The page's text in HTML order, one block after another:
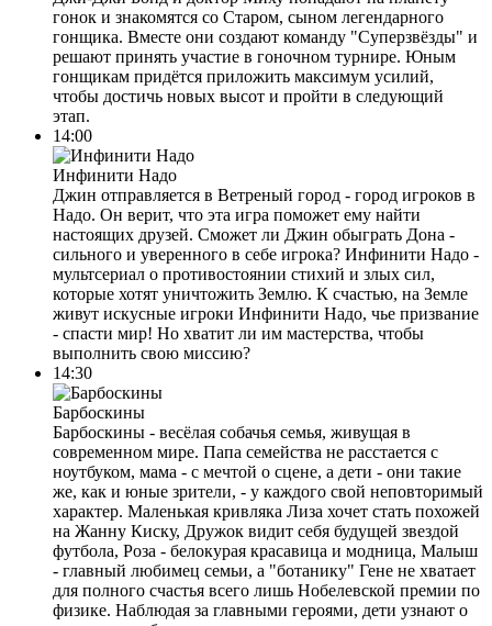
гонок и знакомятся со Старом, сыном легендарного
гонщика. Вместе они создают команду "Суперзвёзды" и
решают принять участие в гоночном турнире. Юным
гонщикам придётся приложить максимум усилий,
чтобы достичь новых высот и пройти в следующий
этап.
14:00
Инфинити Надо
Джин отправляется в Ветреный город - город игроков в
Надо. Он верит, что эта игра поможет ему найти
настоящих друзей. Сможет ли Джин обыграть Дона -
сильного и уверенного в себе игрока? Инфинити Надо -
мультсериал о противостоянии стихий и злых сил,
которые хотят уничтожить Землю. К счастью, на Земле
живут искусные игроки Инфинити Надо, чье призвание
- спасти мир! Но хватит ли им мастерства, чтобы
выполнить свою миссию?
14:30
Барбоскины
Барбоскины - весёлая собачья семья, живущая в
современном мире. Папа семейства не расстается с
ноутбуком, мама - с мечтой о сцене, а дети - они такие
же, как и юные зрители, - у каждого свой неповторимый
характер. Маленькая кривляка Лиза хочет стать похожей
на Жанну Киску, Дружок видит себя будущей звездой
футбола, Роза - белокурая красавица и модница, Малыш
- главный любимец семьи, а "ботанику" Гене не хватает
для полного счастья всего лишь Нобелевской премии по
физике. Наблюдая за главными героями, дети узнают о